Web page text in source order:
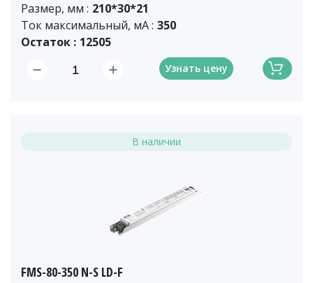
Размер, мм : 210*30*21
Ток максимальный, мА : 350
Остаток : 12505
Узнать цену
В наличии
FMS-80-350 N-S LD-F